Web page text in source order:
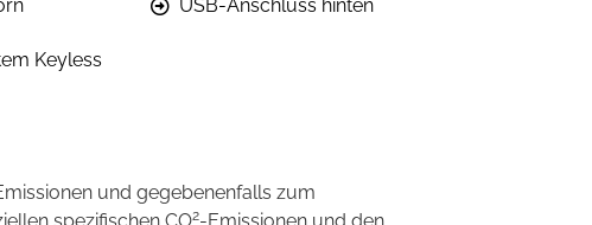
USB-Anschluss hinten
Keyless
und gegebenenfalls zum
spezifischen CO2-Emissionen und den